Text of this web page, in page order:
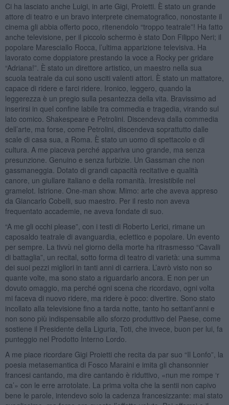
Ci ha lasciato anche Luigi, in arte Gigi, Proietti. È stato un grande
attore di teatro e un bravo interprete cinematografico, nonostante il
cinema gli abbia offerto poco, ritenendolo “troppo teatrale”! Ha fatto
anche televisione, per il piccolo schermo è stato Don Filippo Neri; il
popolare Maresciallo Rocca, l’ultima apparizione televisiva. Ha
lavorato come doppiatore prestando la voce a Rocky per gridare
“Adriana!”. È stato un direttore artistico, un maestro nella sua
scuola teatrale da cui sono usciti valenti attori. È stato un mattatore,
capace di ridere e farci ridere. Ironico, leggero, quando la
leggerezza è un pregio sulla pesantezza della vita. Bravissimo ad
inserirsi in quel confine labile tra commedia e tragedia, virando sul
lato comico. Shakespeare e Petrolini. Discendeva dalla commedia
dell’arte, ma forse, come Petrolini, discendeva soprattutto dalle
scale di casa sua, a Roma. È stato un uomo di spettacolo e di
cultura. A me piaceva perché appariva uno grande, ma senza
presunzione. Genuino e senza furbizie. Un Gassman che non
gassmaneggia. Dotato di grandi capacità recitative e qualità
canore, un giullare italiano e della romanità. Irresistibile nel
gramelot. Istrione. One-man show. Mimo: arte che aveva appreso
da Giancarlo Cobelli, suo maestro. Per il resto non aveva
frequentato accademie, ne aveva fondate di suo.
“A me gli occhi please”, con i testi di Roberto Lerici, rimane un
caposaldo teatrale di avanguardia, eclettico e popolare. Un evento
per sempre. La tivvù nel giorno della morte ha ritrasmesso “Cavalli
di battaglia”, un recital, sotto forma di teatro di varietà: una summa
dei suoi pezzi migliori in tanti anni di carriera. L’avrò visto non so
quante volte, ma sono stato a riguardarlo ancora. E non per un
dovuto omaggio, ma perché ogni scena che ricordavo, ogni volta
mi faceva di nuovo ridere, ma ridere è poco: divertire. Sono stato
incollato alla televisione fino a tarda notte, tanto ho settant’anni e
non sono più indispensabile allo sforzo produttivo del Paese, come
sostiene il Presidente della Liguria, Toti, che invece, buon per lui, fa
punteggio nel Prodotto Interno Lordo.
A me piace ricordare Gigi Proietti che recita da par suo “Il Lonfo”, la
poesia metasemantica di Fosco Maraini e imita gli chansonnier
francesi cantando, ma dire cantando è riduttivo, «nun me rompe ‘r
ca’» con le erre arrotolate. La prima volta che la sentii non capivo
bene le parole, intendevo solo la cadenza francesizzante: mai stato